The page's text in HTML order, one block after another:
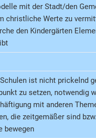
mit der Stadt/den
christliche Werte zu
den Kindergärten
ist nicht prickelnd
zu setzen, notwendig
mit anderen
die zeitgemäßer sind
bewegen